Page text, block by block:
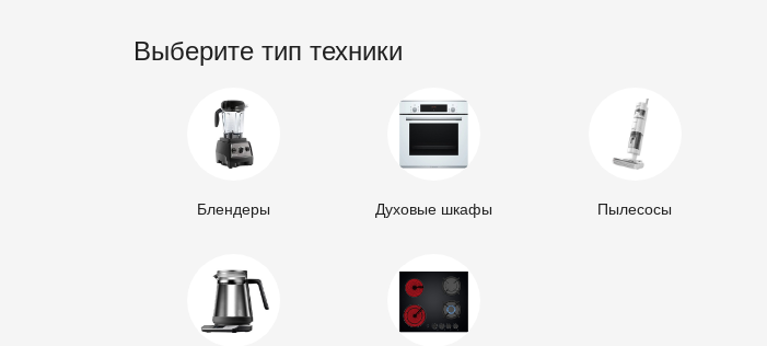
Выберите тип техники
Блендеры Духовые шкафы Пылесосы